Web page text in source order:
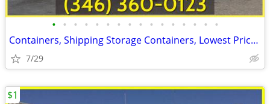
• • • • • • • • • • • • • • • •
Containers, Shipping Storage Containers, Lowest Price Now!
7/29
$1